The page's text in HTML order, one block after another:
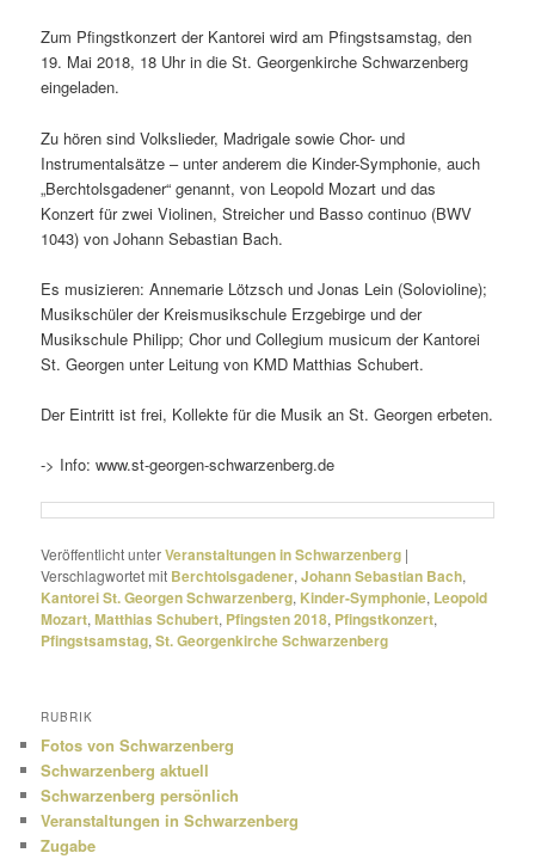
Zum Pfingstkonzert der Kantorei wird am Pfingstsamstag, den
19. Mai 2018, 18 Uhr in die St. Georgenkirche Schwarzenberg
eingeladen.
Zu hören sind Volkslieder, Madrigale sowie Chor- und
Instrumentalsätze – unter anderem die Kinder-Symphonie, auch
„Berchtolsgadener“ genannt, von Leopold Mozart und das
Konzert für zwei Violinen, Streicher und Basso continuo (BWV
1043) von Johann Sebastian Bach.
Es musi­zieren: Annemarie Lötzsch und Jonas Lein (Solovioline);
Musikschüler der Kreismusikschule Erzgebirge und der
Musikschule Philipp; Chor und Collegium musicum der Kantorei
St. Georgen unter Leitung von KMD Matthias Schubert.
Der Eintritt ist frei, Kollekte für die Musik an St. Georgen erbeten.
-> Info: www.st-georgen-schwarzenberg.de
Veröffentlicht unterVeranstaltungen in Schwarzenberg |
Verschlagwortet mit Berchtolsgadener,Johann Sebastian Bach,
Kantorei St. Georgen Schwarzenberg, Kinder-Symphonie, Leopold
Mozart,Matthias Schubert, Pfingsten 2018, Pfingstkonzert,
Pfingstsamstag,St. Georgenkirche Schwarzenberg
RUBRIK
Fotos von Schwarzenberg
Schwarzenberg aktuell
Schwarzenberg persönlich
Veranstaltungen in Schwarzenberg
Zugabe